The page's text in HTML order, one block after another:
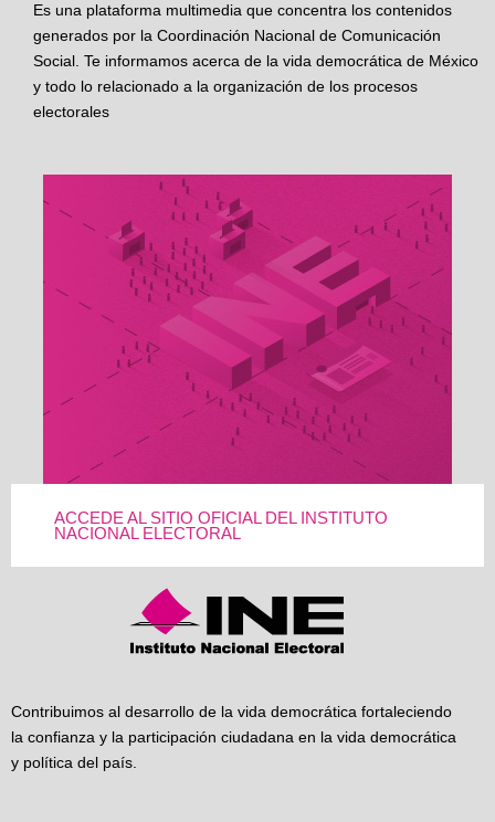
Es una plataforma multimedia que concentra los contenidos
generados por la Coordinación Nacional de Comunicación
Social. Te informamos acerca de la vida democrática de México
y todo lo relacionado a la organización de los procesos
electorales
ACCEDE AL SITIO OFICIAL DEL INSTITUTO
NACIONAL ELECTORAL
Contribuimos al desarrollo de la vida democrática fortaleciendo
la confianza y la participación ciudadana en la vida democrática
y política del país.